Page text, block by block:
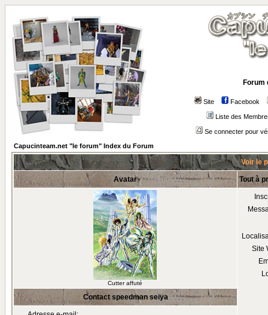
Forum
Site Facebook
Liste des
Se connecter pour
Capucinteam.net "le forum" Index du Forum
Voir le
Avatar Tout à
Cutter affuté
Site
Contact speedman seiya